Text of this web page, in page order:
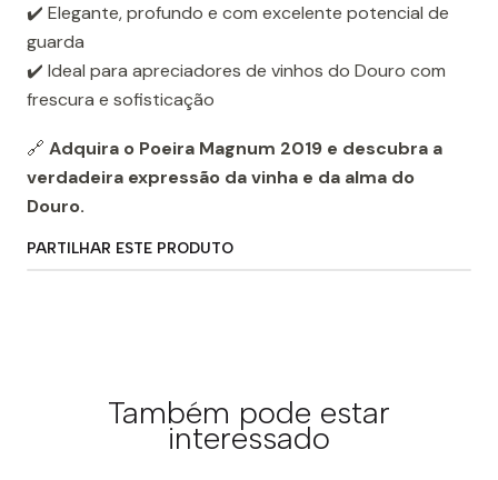
✔️ Elegante, profundo e com excelente potencial de
guarda
✔️ Ideal para apreciadores de vinhos do Douro com
frescura e sofisticação
🔗 Adquira o Poeira Magnum 2019 e descubra a
verdadeira expressão da vinha e da alma do
Douro.
PARTILHAR ESTE PRODUTO
Também pode estar
interessado